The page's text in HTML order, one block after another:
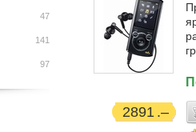
2891
47
141
97